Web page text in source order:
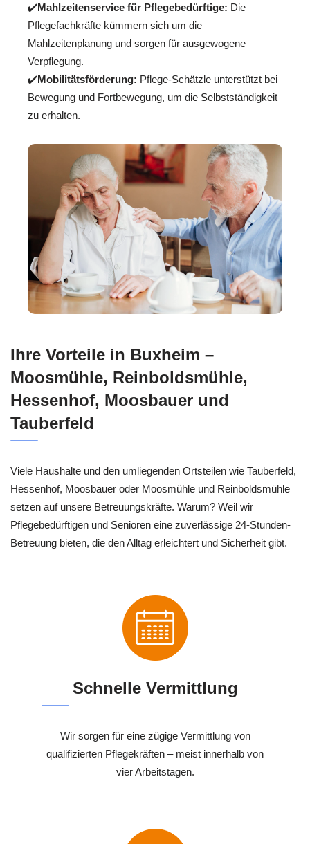
✔️Mahlzeitenservice für Pflegebedürftige: Die
Pflegefachkräfte kümmern sich um die
Mahlzeitenplanung und sorgen für ausgewogene
Verpflegung.
✔️Mobilitätsförderung: Pflege-Schätzle unterstützt bei
Bewegung und Fortbewegung, um die Selbstständigkeit
zu erhalten.
Ihre Vorteile in Buxheim –
Moosmühle, Reinboldsmühle,
Hessenhof, Moosbauer und
Tauberfeld
Viele Haushalte und den umliegenden Ortsteilen wie Tauberfeld,
Hessenhof, Moosbauer oder Moosmühle und Reinboldsmühle
setzen auf unsere Betreuungskräfte. Warum? Weil wir
Pflegebedürftigen und Senioren eine zuverlässige 24-Stunden-
Betreuung bieten, die den Alltag erleichtert und Sicherheit gibt.
Schnelle Vermittlung
Wir sorgen für eine zügige Vermittlung von
qualifizierten Pflegekräften – meist innerhalb von
vier Arbeitstagen.